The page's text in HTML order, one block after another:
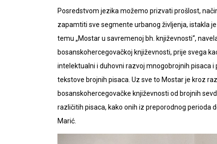
Posredstvom jezika možemo prizvati prošlost,
zapamtiti sve segmente urbanog življenja, istakla
temu „Mostar u savremenoj bh. književnosti“,
bosanskohercegovačkoj književnosti, prije svega
intelektualni i duhovni razvoj mnogobrojnih pisaca
tekstove brojnih pisaca. Uz sve to Mostar je kroz
bosanskohercegovačke književnosti od brojnih
različitih pisaca, kako onih iz preporodnog perioda
Marić.